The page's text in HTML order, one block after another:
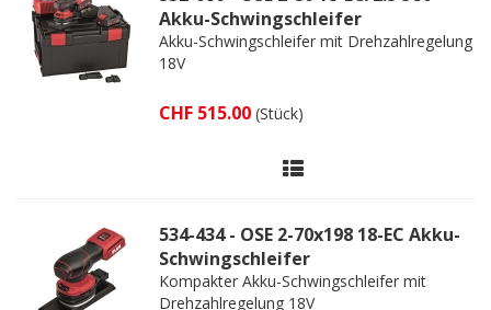
Akku-Schwingschleifer
Akku-Schwingschleifer mit Drehzahlregelung
18V
CHF 515.00 (Stück)
534-434 - OSE 2-70x198 18-EC Akku-
Schwingschleifer
Kompakter Akku-Schwingschleifer mit
Drehzahlregelung 18V